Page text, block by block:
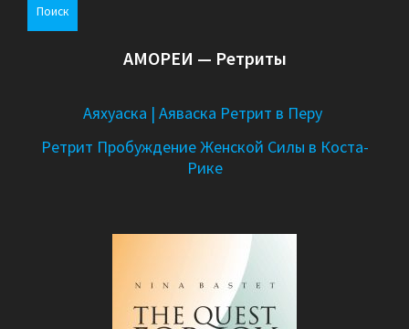
:
АМОРЕИ — Ретриты
Аяхуаска | Аяваска Ретрит в Перу
Ретрит Пробуждение Женской Силы в Коста-
Рике